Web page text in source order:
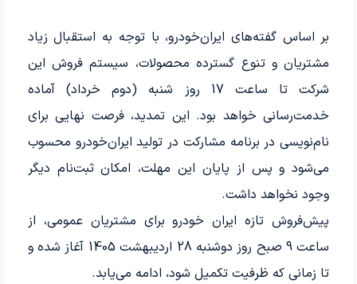
بر اساس گفته‌های ایران‌خودرو، با توجه به استقبال زیاد
مشتریان و تنوع گسترده محصولات، سیستم فروش این
شرکت تا ساعت 17 روز شنبه (دوم خرداد) آماده
خدمت‌رسانی خواهد بود. این تمدید، فرصت نهایی برای
نام‌نویسی در برنامه مشارکت در تولید ایران‌خودرو محسوب
می‌شود و پس از پایان این مهلت، امکان ثبت‌نام دیگر
وجود نخواهد داشت.
پیش‌فروش تازه ایران خودرو برای مشتریان عمومی، از
ساعت 9 صبح روز دوشنبه 28 اردیبهشت 1405 آغاز شده و
تا زمانی که ظرفیت تکمیل شود، ادامه می‌یابد.